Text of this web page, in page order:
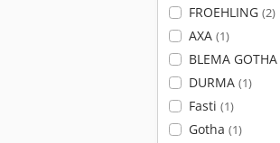
FROEHLING (2)
AXA (1)
BLEMA GOTHA
DURMA (1)
Fasti (1)
Gotha (1)